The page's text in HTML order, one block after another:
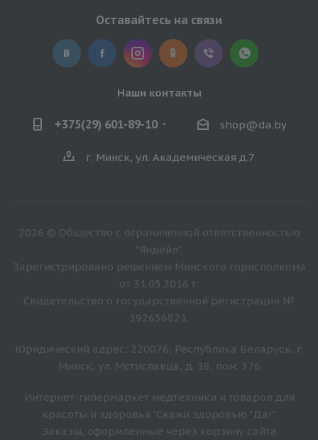
Оставайтесь на связи
Наши контакты
+375(29) 601-89-10 shop@da.by
г. Минск, ул. Академическая д.7
2026 © Общество с ограниченной ответственностью
"Яндейл".
Зарегистрировано решением Минского горисполкома
от 31.05.2016 г.
Свидетельство о государственной регистрации №
192656821.
Юридический адрес: 220076, Республика Беларусь, г.
Минск, ул. Мстиславца, д. 18, пом. 376
Интернет-гипермаркет медтехники и товаров для
красоты и здоровья "Скажи здоровью "Да!".
Заказы, оформленные через корзину сайта